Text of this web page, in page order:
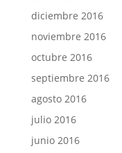
diciembre 2016
noviembre 2016
octubre 2016
septiembre 2016
agosto 2016
julio 2016
junio 2016